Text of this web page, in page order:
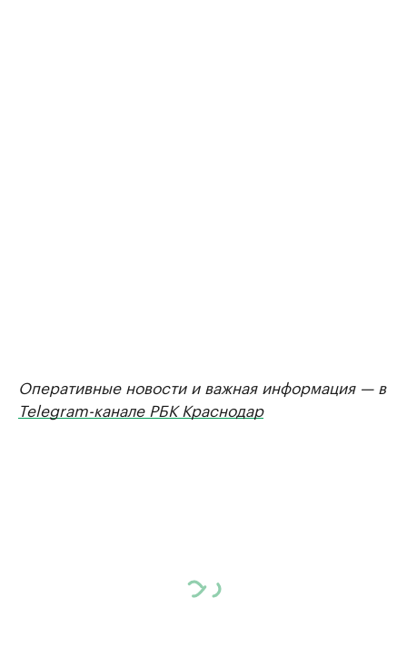
Оперативные новости и важная информация — в
Telegram-канале РБК Краснодар